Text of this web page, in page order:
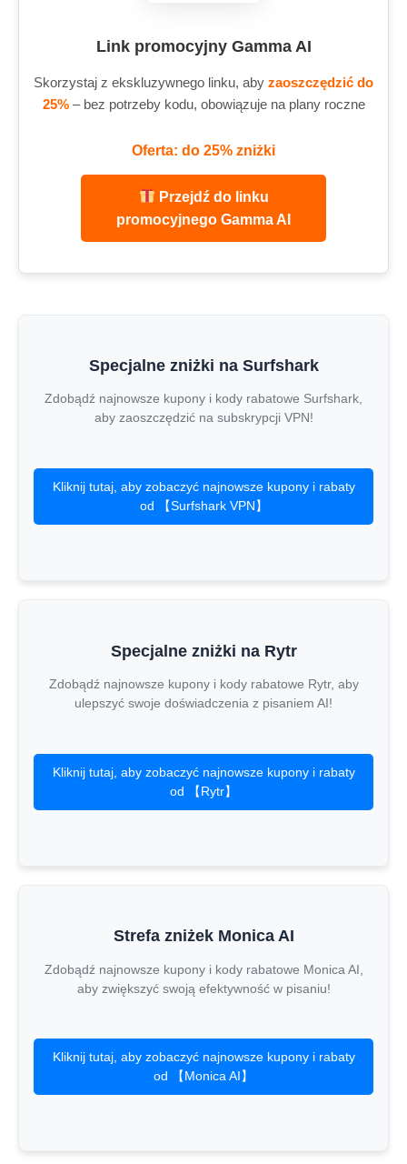
Link promocyjny Gamma AI
Skorzystaj z ekskluzywnego linku, aby zaoszczędzić do
25%– bez potrzeby kodu, obowiązuje na plany roczne
Oferta: do 25% zniżki
Przejdź do linku
promocyjnego Gamma AI
Specjalne zniżki na Surfshark
Zdobądź najnowsze kupony i kody rabatowe Surfshark,
aby zaoszczędzić na subskrypcji VPN!
Kliknij tutaj, aby zobaczyć najnowsze kupony i rabaty
od 【Surfshark VPN】
Specjalne zniżki na Rytr
Zdobądź najnowsze kupony i kody rabatowe Rytr, aby
ulepszyć swoje doświadczenia z pisaniem AI!
Kliknij tutaj, aby zobaczyć najnowsze kupony i rabaty
od 【Rytr】
Strefa zniżek Monica AI
Zdobądź najnowsze kupony i kody rabatowe Monica AI,
aby zwiększyć swoją efektywność w pisaniu!
Kliknij tutaj, aby zobaczyć najnowsze kupony i rabaty
od 【Monica AI】